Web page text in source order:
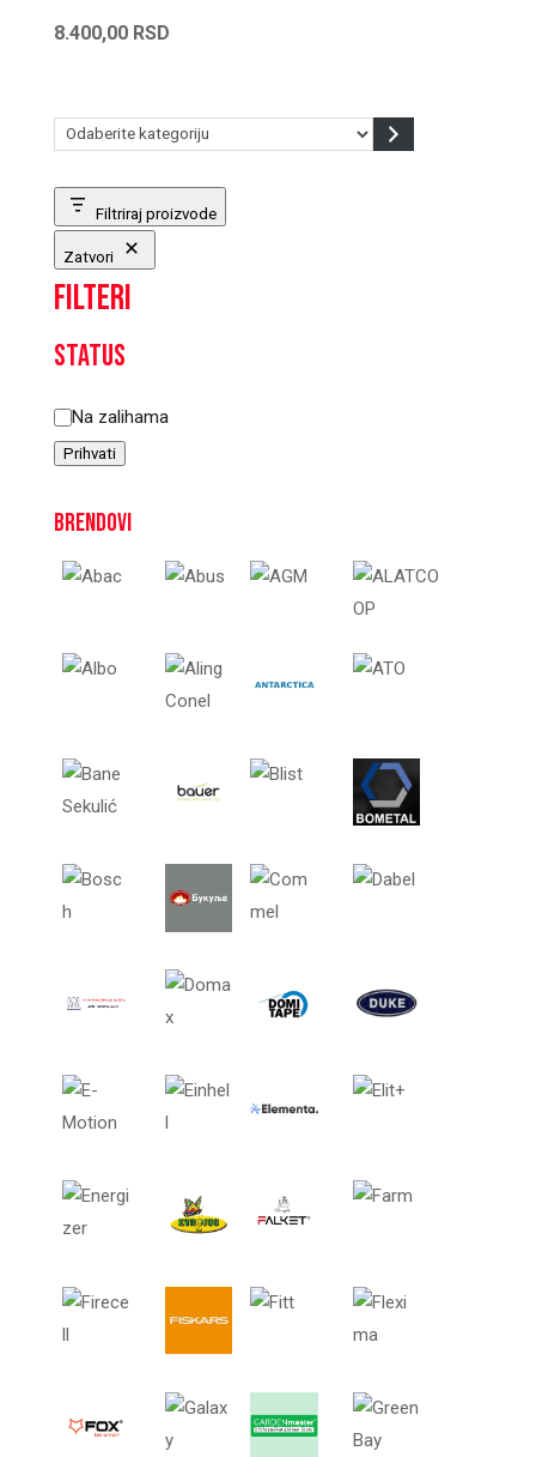
8.400,00 RSD
Odaberite
Filtriraj proizvode
Zatvori
Filteri
Status
Status
Na zalihama
Prihvati
Brendovi